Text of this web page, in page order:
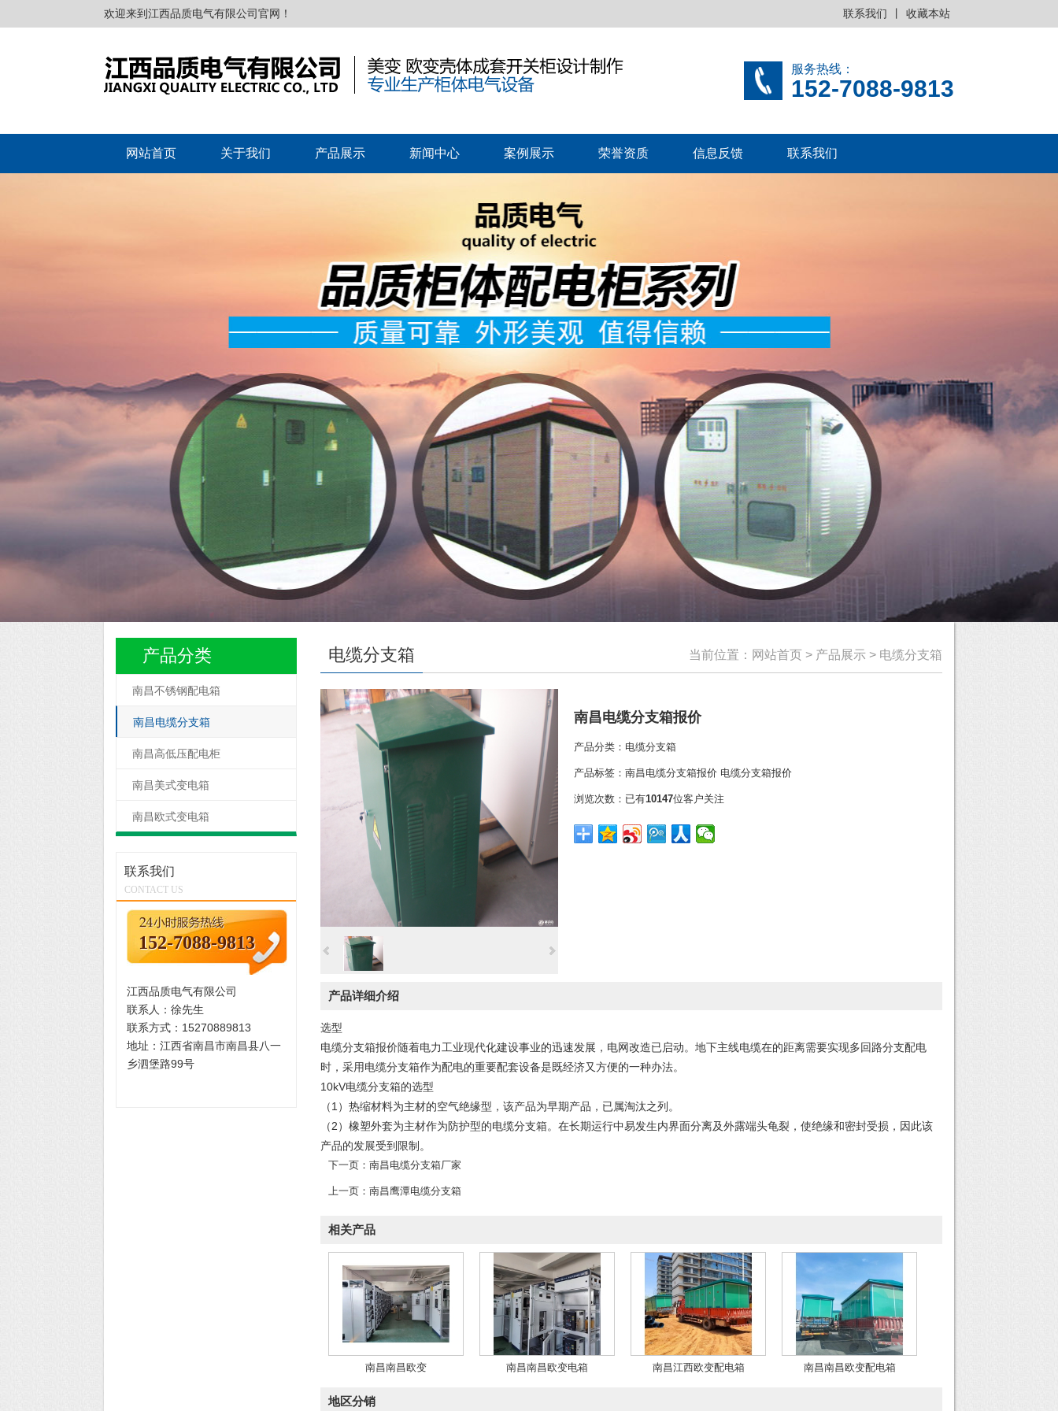
联系我们 收藏本站
欢迎来到江西品质电气有限公司官网！
服务热线：
152-7088-9813
网站首页 关于我们 产品展示 新闻中心 案例展示 荣誉资质 信息反馈 联系我们
当前位置： 网站首页 > 产品展示 > 电缆分支箱
电缆分支箱
南昌电缆分支箱报价
产品分类： 电缆分支箱
产品标签： 南昌电缆分支箱报价 电缆分支箱报价
浏览次数： 已有10147位客户关注
产品详细介绍
选型
电缆分支箱报价随着电力工业现代化建设事业的迅速发展，电网改造已启动。地下主线电缆在的距离需要实现多回路分支配电
时，采用电缆分支箱作为配电的重要配套设备是既经济又方便的一种办法。
10kV电缆分支箱的选型
（1）热缩材料为主材的空气绝缘型，该产品为早期产品，已属淘汰之列。
（2）橡塑外套为主材作为防护型的电缆分支箱。在长期运行中易发生内界面分离及外露端头龟裂，使绝缘和密封受损，因此该
产品的发展受到限制。
下一页： 南昌电缆分支箱厂家
上一页： 南昌鹰潭电缆分支箱
相关产品
南昌南昌欧变 南昌南昌欧变电箱 南昌江西欧变配电箱 南昌南昌欧变配电箱
地区分销
产品分类
南昌不锈钢配电箱
南昌电缆分支箱
南昌高低压配电柜
南昌美式变电箱
南昌欧式变电箱
联系我们
CONTACT US
152-7088-9813
江西品质电气有限公司
联系人：徐先生
联系方式：15270889813
地址：江西省南昌市南昌县八一
乡泗堡路99号